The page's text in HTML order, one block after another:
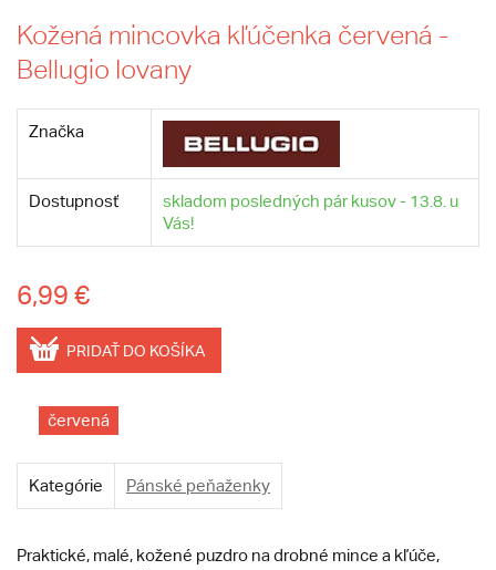
Kožená mincovka kľúčenka červená -
Bellugio Iovany
Značka
Dostupnosť
skladom posledných pár kusov - 13.8. u
Vás!
6,99 €
PRIDAŤ DO KOŠÍKA
červená
Kategórie Pánské peňaženky
Praktické, malé, kožené puzdro na drobné mince a kľúče,